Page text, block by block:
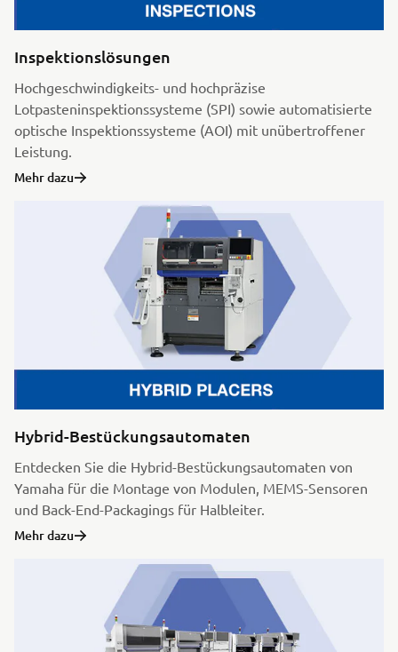
Inspektionslösungen
Hochgeschwindigkeits- und hochpräzise
Lotpasteninspektionssysteme (SPI) sowie automatisierte
optische Inspektionssysteme (AOI) mit unübertroffener
Leistung.
Mehr dazu
Hybrid-Bestückungsautomaten
Entdecken Sie die Hybrid-Bestückungsautomaten von
Yamaha für die Montage von Modulen, MEMS-Sensoren
und Back-End-Packagings für Halbleiter.
Mehr dazu